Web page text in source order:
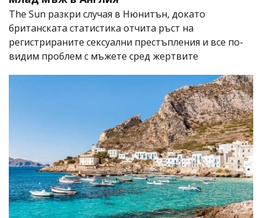
The Sun разкри случая в Нюнитън, докато
британската статистика отчита ръст на
регистрираните сексуални престъпления и все по-
видим проблем с мъжете сред жертвите